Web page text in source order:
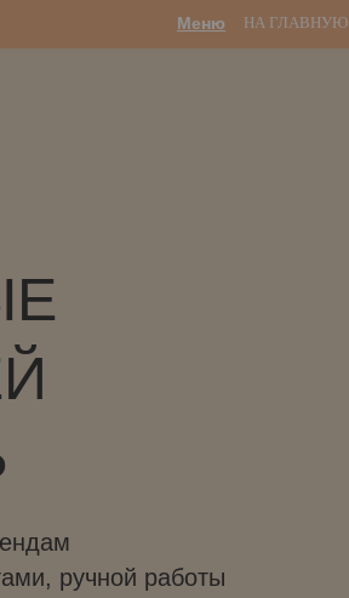
Меню НА ГЛАВНУЮ
ручной работы